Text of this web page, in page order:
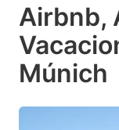
Airbnb,
Múnich